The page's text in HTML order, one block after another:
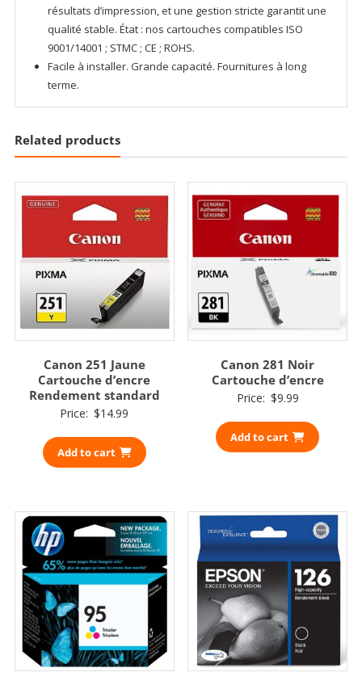
résultats d’impression, et une gestion stricte garantit une
qualité stable. État : nos cartouches compatibles ISO
9001/14001 ; STMC ; CE ; ROHS.
Facile à installer. Grande capacité. Fournitures à long
terme.
Related products
Canon 251 Jaune
Cartouche d’encre
Rendement standard
Price: $14.99
Add to cart
Canon 281 Noir
Cartouche d’encre
Price: $9.99
Add to cart